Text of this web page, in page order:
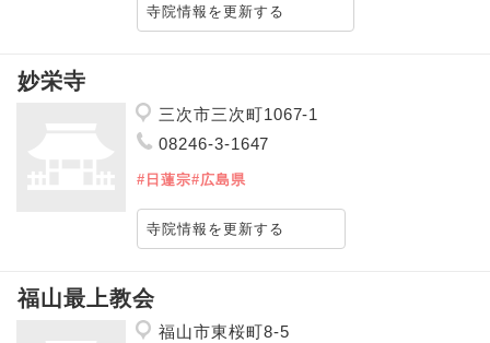
寺院情報を更新する
妙栄寺
三次市三次町1067-1
08246-3-1647
#日蓮宗#広島県
寺院情報を更新する
福山最上教会
福山市東桜町8-5